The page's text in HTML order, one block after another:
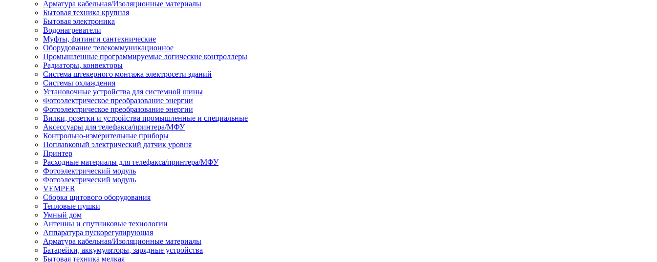
Арматура кабельная/Изоляционные материалы
Бытовая техника крупная
Бытовая электроника
Водонагреватели
Муфты, фитинги сантехнические
Оборудование телекоммуникационное
Промышленные программируемые логические контроллеры
Радиаторы, конвекторы
Система штекерного монтажа электросети зданий
Системы охлаждения
Установочные устройства для системной шины
Фотоэлектрическое преобразование энергии
Фотоэлектрическое преобразование энергии
Вилки, розетки и устройства промышленные и специальные
Аксессуары для телефакса/принтера/МФУ
Контрольно-измерительные приборы
Поплавковый электрический датчик уровня
Принтер
Расходные материалы для телефакса/принтера/МФУ
Фотоэлектрический модуль
Фотоэлектрический модуль
VEMPER
Сборка щитового оборудования
Тепловые пушки
Умный дом
Антенны и спутниковые технологии
Аппаратура пускорегулирующая
Арматура кабельная/Изоляционные материалы
Батарейки, аккумуляторы, зарядные устройства
Бытовая техника мелкая